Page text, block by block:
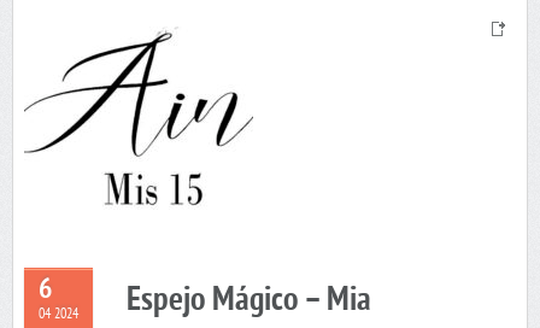
6
04 2024 Espejo Mágico – Mia